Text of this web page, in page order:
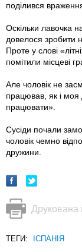
поділився
Оскільки лавочка
довелося зробити
Проте у слові
помітили місцеві
Але чоловік не
працював, як і
працювати».
Сусіди почали
чоловік чемно
дружини.
Друкована
ТЕГИ: ІСПАНІЯ